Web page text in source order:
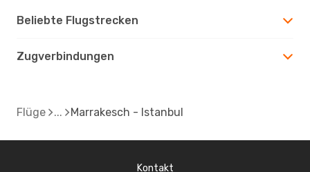
Beliebte Flugstrecken
Zugverbindungen
Flüge Marrakesch - Istanbul
Kontakt